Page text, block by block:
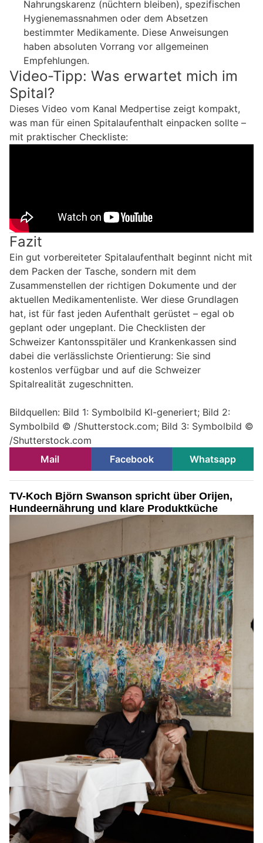
Nahrungskarenz (nüchtern bleiben), spezifischen
Hygienemassnahmen oder dem Absetzen
bestimmter Medikamente. Diese Anweisungen
haben absoluten Vorrang vor allgemeinen
Empfehlungen.
Video-Tipp: Was erwartet mich im
Spital?
Dieses Video vom Kanal Medpertise zeigt kompakt,
was man für einen Spitalaufenthalt einpacken sollte –
mit praktischer Checkliste:
Fazit
Ein gut vorbereiteter Spitalaufenthalt beginnt nicht mit
dem Packen der Tasche, sondern mit dem
Zusammenstellen der richtigen Dokumente und der
aktuellen Medikamentenliste. Wer diese Grundlagen
hat, ist für fast jeden Aufenthalt gerüstet – egal ob
geplant oder ungeplant. Die Checklisten der
Schweizer Kantonsspitäler und Krankenkassen sind
dabei die verlässlichste Orientierung: Sie sind
kostenlos verfügbar und auf die Schweizer
Spitalrealität zugeschnitten.
Bildquellen: Bild 1: Symbolbild KI-generiert; Bild 2:
Symbolbild © /Shutterstock.com; Bild 3: Symbolbild ©
/Shutterstock.com
Mail
Facebook Whatsapp
TV-Koch Björn Swanson spricht über Orijen,
Hundeernährung und klare Produktküche